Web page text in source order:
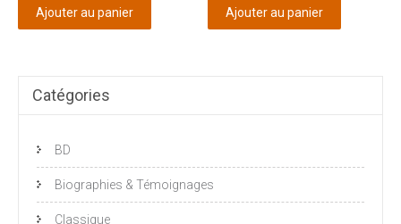
Ajouter au panier Ajouter au panier
Catégories
BD
Biographies & Témoignages
Classique